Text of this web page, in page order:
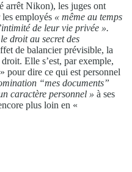
arrêt Nikon), les juges ont
employés « même au temps
de leur vie privée ».
droit au secret des
de balancier prévisible, la
Elle s’est, par exemple,
pour dire ce qui est personnel
“mes documents”
caractère personnel » à ses
plus loin en «